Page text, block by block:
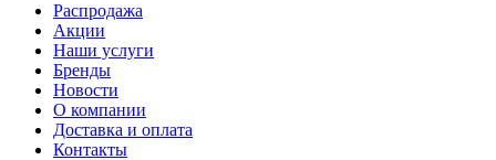
Распродажа
Акции
Наши услуги
Бренды
Новости
О компании
Доставка и оплата
Контакты